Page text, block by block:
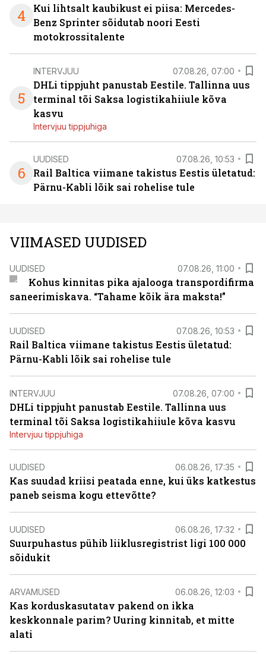
4
Kui lihtsalt kaubikust ei piisa: Mercedes-
Benz Sprinter sõidutab noori Eesti
motokrossitalente
5
INTERVJUU 07.08.26, 07:00
DHLi tippjuht panustab Eestile. Tallinna uus
terminal tõi Saksa logistikahiiule kõva
kasvu
Intervjuu tippjuhiga
6
UUDISED 07.08.26, 10:53
Rail Baltica viimane takistus Eestis ületatud:
Pärnu-Kabli lõik sai rohelise tule
VIIMASED UUDISED
UUDISED 07.08.26, 11:00
Kohus kinnitas pika ajalooga transpordifirma
saneerimiskava. “Tahame kõik ära maksta!”
UUDISED 07.08.26, 10:53
Rail Baltica viimane takistus Eestis ületatud:
Pärnu-Kabli lõik sai rohelise tule
INTERVJUU 07.08.26, 07:00
DHLi tippjuht panustab Eestile. Tallinna uus
terminal tõi Saksa logistikahiiule kõva kasvu
Intervjuu tippjuhiga
UUDISED 06.08.26, 17:35
Kas suudad kriisi peatada enne, kui üks katkestus
paneb seisma kogu ettevõtte?
UUDISED 06.08.26, 17:32
Suurpuhastus pühib liiklusregistrist ligi 100 000
sõidukit
ARVAMUSED 06.08.26, 12:03
Kas korduskasutatav pakend on ikka
keskkonnale parim? Uuring kinnitab, et mitte
alati